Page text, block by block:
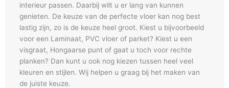
interieur passen. Daarbij wilt u er lang van kunnen
genieten. De keuze van de perfecte vloer kan nog best
lastig zijn, zo is de keuze heel groot. Kiest u bijvoorbeeld
voor een Laminaat, PVC vloer of parket? Kiest u een
visgraat, Hongaarse punt of gaat u toch voor rechte
planken? Dan kunt u ook nog kiezen tussen heel veel
kleuren en stijlen. Wij helpen u graag bij het maken van
de juiste keuze.